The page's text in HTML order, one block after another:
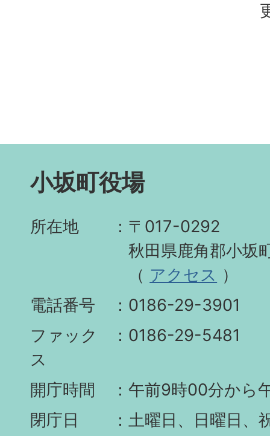
小坂町役場
所在地
〒017-0292
秋田県鹿角郡小坂
（ アクセス ）
電話番号
0186-29-3901
ファック
ス
0186-29-5481
開庁時間
午前9時00分から
閉庁日
土曜日、日曜日、